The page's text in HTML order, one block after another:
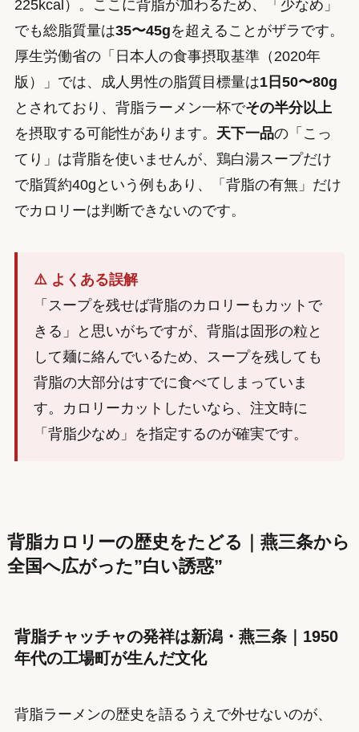
225kcal）。ここに背脂が加わるため、「少なめ」
でも総脂質量は35〜45gを超えることがザラです。
厚生労働省の「日本人の食事摂取基準（2020年
版）」では、成人男性の脂質目標量は1日50〜80g
とされており、背脂ラーメン一杯でその半分以上
を摂取する可能性があります。 天下一品の「こっ
てり」は背脂を使いませんが、鶏白湯スープだけ
で脂質約40gという例もあり、「背脂の有無」だけ
でカロリーは判断できないのです。
⚠️ よくある誤解
「スープを残せば背脂のカロリーもカットで
きる」と思いがちですが、背脂は固形の粒と
して麺に絡んでいるため、スープを残しても
背脂の大部分はすでに食べてしまっていま
す。カロリーカットしたいなら、注文時に
「背脂少なめ」を指定するのが確実です。
背脂カロリーの歴史をたどる｜燕三条から
全国へ広がった”白い誘惑”
背脂チャッチャの発祥は新潟・燕三条｜1950
年代の工場町が生んだ文化
背脂ラーメンの歴史を語るうえで外せないのが、